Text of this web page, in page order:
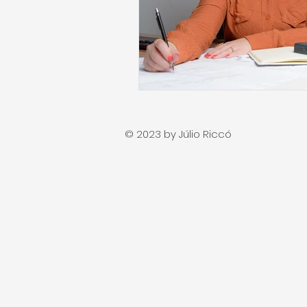
© 2023 by Júlio Riccó